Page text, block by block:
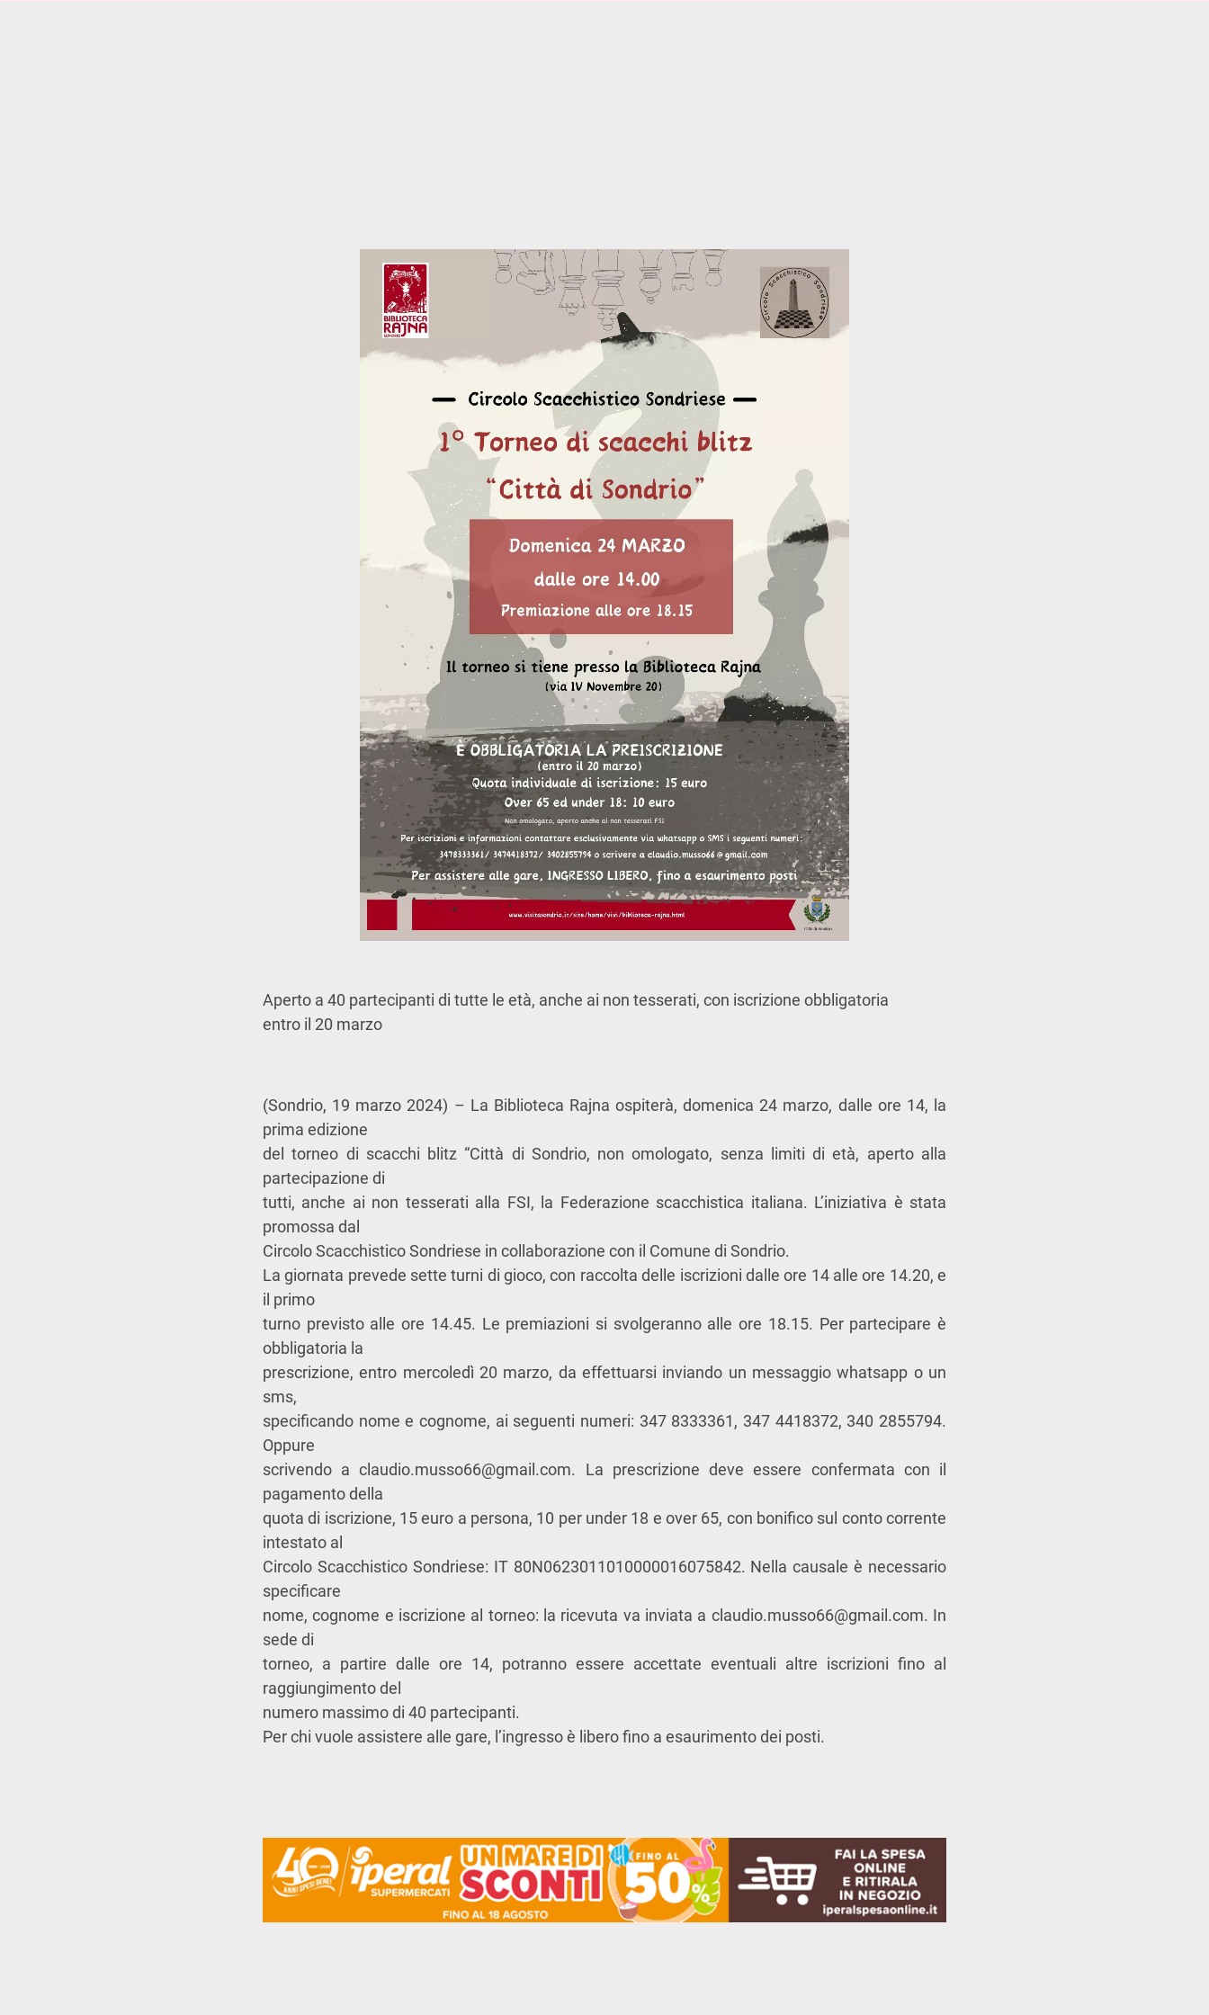
Aperto a 40 partecipanti di tutte le età, anche ai non tesserati, con iscrizione obbligatoria
entro il 20 marzo
(Sondrio, 19 marzo 2024) – La Biblioteca Rajna ospiterà, domenica 24 marzo, dalle ore 14, la
prima edizione
del torneo di scacchi blitz “Città di Sondrio, non omologato, senza limiti di età, aperto alla
partecipazione di
tutti, anche ai non tesserati alla FSI, la Federazione scacchistica italiana. L’iniziativa è stata
promossa dal
Circolo Scacchistico Sondriese in collaborazione con il Comune di Sondrio.
La giornata prevede sette turni di gioco, con raccolta delle iscrizioni dalle ore 14 alle ore 14.20, e
il primo
turno previsto alle ore 14.45. Le premiazioni si svolgeranno alle ore 18.15. Per partecipare è
obbligatoria la
prescrizione, entro mercoledì 20 marzo, da effettuarsi inviando un messaggio whatsapp o un
sms,
specificando nome e cognome, ai seguenti numeri: 347 8333361, 347 4418372, 340 2855794.
Oppure
scrivendo aclaudio.musso66@gmail.com. La prescrizione deve essere confermata con il
pagamento della
quota di iscrizione, 15 euro a persona, 10 per under 18 e over 65, con bonifico sul conto corrente
intestato al
Circolo Scacchistico Sondriese: IT 80N0623011010000016075842. Nella causale è necessario
specificare
nome, cognome e iscrizione al torneo: la ricevuta va inviata a claudio.musso66@gmail.com. In
sede di
torneo, a partire dalle ore 14, potranno essere accettate eventuali altre iscrizioni fino al
raggiungimento del
numero massimo di 40 partecipanti.
Per chi vuole assistere alle gare, l’ingresso è libero fino a esaurimento dei posti.